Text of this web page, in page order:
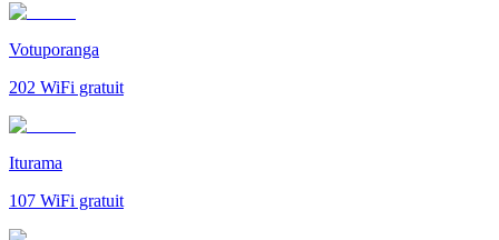
Votuporanga
202 WiFi gratuit
Iturama
107 WiFi gratuit